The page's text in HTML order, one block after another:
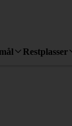
Restplasser